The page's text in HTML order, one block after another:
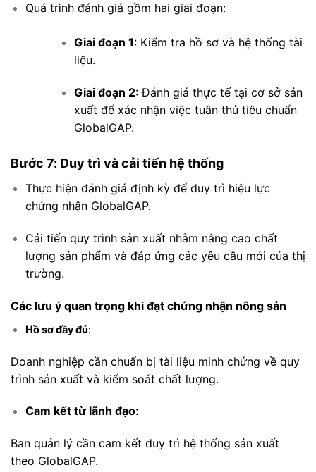
Quá trình đánh giá gồm hai giai đoạn:
Giai đoạn 1: Kiểm tra hồ sơ và hệ thống tài
liệu.
Giai đoạn 2: Đánh giá thực tế tại cơ sở sản
xuất để xác nhận việc tuân thủ tiêu chuẩn
GlobalGAP.
Bước 7: Duy trì và cải tiến hệ thống
Thực hiện đánh giá định kỳ để duy trì hiệu lực
chứng nhận GlobalGAP.
Cải tiến quy trình sản xuất nhằm nâng cao chất
lượng sản phẩm và đáp ứng các yêu cầu mới của thị
trường.
Các lưu ý quan trọng khi đạt chứng nhận nông sản
Hồ sơ đầy đủ:
Doanh nghiệp cần chuẩn bị tài liệu minh chứng về quy
trình sản xuất và kiểm soát chất lượng.
Cam kết từ lãnh đạo:
Ban quản lý cần cam kết duy trì hệ thống sản xuất
theo GlobalGAP.